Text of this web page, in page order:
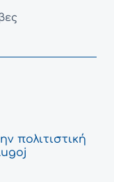
πολιτιστική